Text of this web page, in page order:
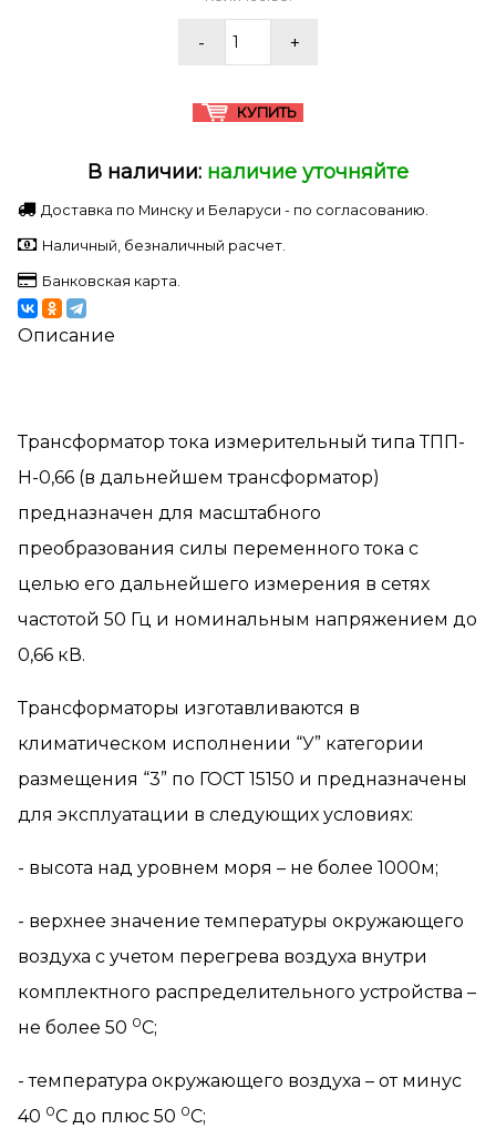
В наличии: наличие уточняйте
Доставка по Минску и Беларуси - по согласованию.
Наличный, безналичный расчет.
Банковская карта.
Описание
Трансформатор тока измерительный типа ТПП-
Н-0,66 (в дальнейшем трансформатор)
предназначен для масштабного
преобразования силы переменного тока с
целью его дальнейшего измерения в сетях
частотой 50 Гц и номинальным напряжением до
0,66 кВ.
Трансформаторы изготавливаются в
климатическом исполнении “У” категории
размещения “3” по ГОСТ 15150 и предназначены
для эксплуатации в следующих условиях:
- высота над уровнем моря – не более 1000м;
- верхнее значение температуры окружающего
воздуха с учетом перегрева воздуха внутри
комплектного распределительного устройства –
не более 50 0С;
- температура окружающего воздуха – от минус
40 0С до плюс 50 0С;